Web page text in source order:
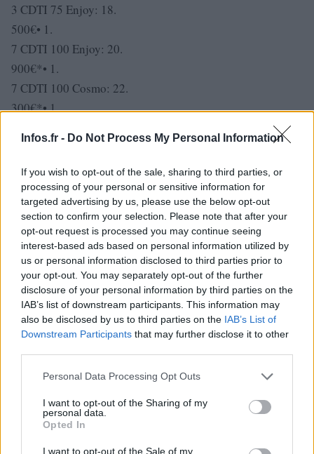
Infos.fr - Do Not Process My Personal Information
If you wish to opt-out of the sale, sharing to third parties, or
processing of your personal or sensitive information for
targeted advertising by us, please use the below opt-out
section to confirm your selection. Please note that after your
opt-out request is processed you may continue seeing
interest-based ads based on personal information utilized by
us or personal information disclosed to third parties prior to
your opt-out. You may separately opt-out of the further
disclosure of your personal information by third parties on the
IAB’s list of downstream participants. This information may
also be disclosed by us to third parties on the IAB’s List of
Downstream Participants that may further disclose it to other
Please note that this website/app uses one or more Google
not limited to your visit or usage behaviour. You may click to
grant or deny consent to Google and its third-party tags to
use your data for below specified purposes in below Google
consent section.
Personal Data Processing Opt Outs
I want to opt-out of the Sharing of my
personal data.
Opted In
I want to opt-out of the Sale of my
3 CDTI 75 Enjoy: 18.
500€• 1.
7 CDTI 100 Enjoy: 20.
900€*• 1.
7 CDTI 100 Cosmo: 22.
300€*• 1.
500€* (disponible ultérieurement)* : Boîte automatique 6
rapports (BVA6) en option à 1.
000€Équipement principalEssential : ABS, ESP, 2 airbags
frontaux, rétroviseurs électriques, système audio radio 4
hauts-parleurs, fixation ISOFIXEnjoy : + 4 airbags
latéraux et rideaux, régulateur de vitesse, climatisation
manuelle, radio CD MP3, écran + ordinateur de bord,
rangements Flexrail, commandes radio au volant,
enjoliveurs 16 poucesCosmo : + anti-brouillards, jantes
alliage 16 pouces, climatisation auto, vitres AR
électriques, rétroviseurs couleur carrosserie, volant
directionnelsOpelMeriva 20102